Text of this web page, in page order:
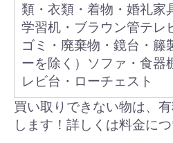
類・衣類・着物・婚礼家
学習机・ブラウン管テレ
ゴミ・廃棄物・鏡台・籐
ーを除く）ソファ・食器
レビ台・ローチェスト
買い取りできない物は、
します！詳しくは料金に